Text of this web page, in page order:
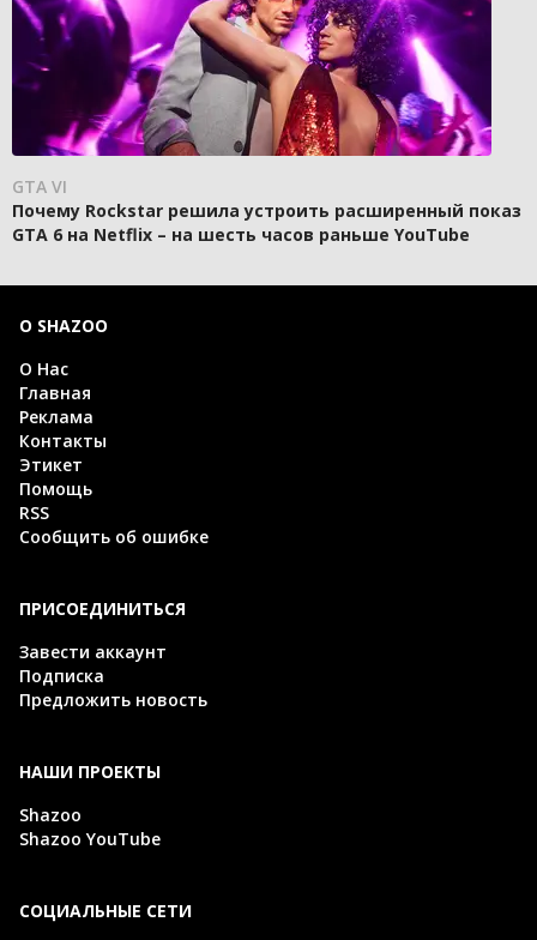
GTA VI
Почему Rockstar решила устроить расширенный показ
GTA 6 на Netflix – на шесть часов раньше YouTube
О SHAZOO
О Нас
Главная
Реклама
Контакты
Этикет
Помощь
RSS
Сообщить об ошибке
ПРИСОЕДИНИТЬСЯ
Завести аккаунт
Подписка
Предложить новость
НАШИ ПРОЕКТЫ
Shazoo
Shazoo YouTube
СОЦИАЛЬНЫЕ СЕТИ